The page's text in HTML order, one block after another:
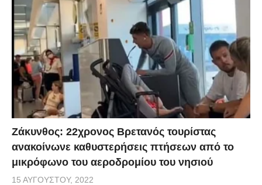
Ζάκυνθος: 22χρονος Βρετανός τουρίστας
ανακοίνωνε καθυστερήσεις πτήσεων από το
μικρόφωνο του αεροδρομίου του νησιού
15 ΑΥΓΟΎΣΤΟΥ, 2022